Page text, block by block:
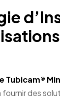
Tubicam®
des